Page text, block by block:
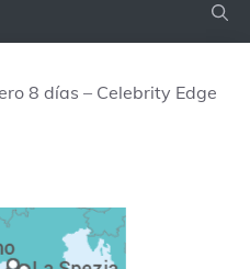
8 días – Celebrity Edge